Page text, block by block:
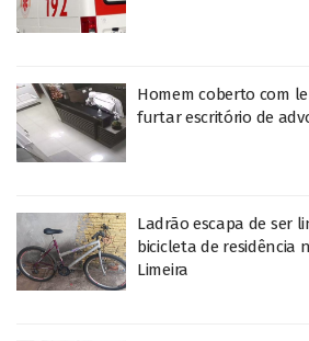
Homem coberto com
furtar escritório de
Ladrão escapa de ser
bicicleta de residência
Limeira